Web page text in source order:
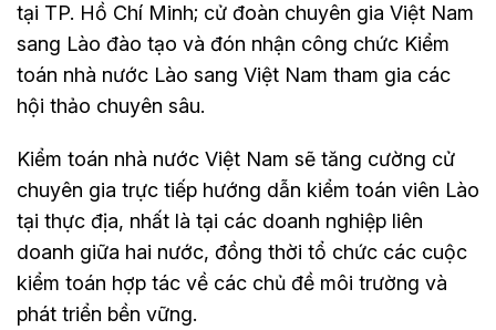
tại TP. Hồ Chí Minh; cử đoàn chuyên gia Việt Nam
sang Lào đào tạo và đón nhận công chức Kiểm
toán nhà nước Lào sang Việt Nam tham gia các
hội thảo chuyên sâu.
Kiểm toán nhà nước Việt Nam sẽ tăng cường cử
chuyên gia trực tiếp hướng dẫn kiểm toán viên Lào
tại thực địa, nhất là tại các doanh nghiệp liên
doanh giữa hai nước, đồng thời tổ chức các cuộc
kiểm toán hợp tác về các chủ đề môi trường và
phát triển bền vững.